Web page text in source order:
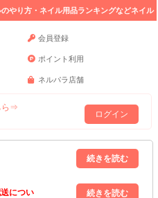
やり方・ネイル用品ランキングなどネイル
会員登録
ポイント利用
ネルパラ店舗
ら⇒
ログイン
い合わせ業務｣はお休みいたしま
につい